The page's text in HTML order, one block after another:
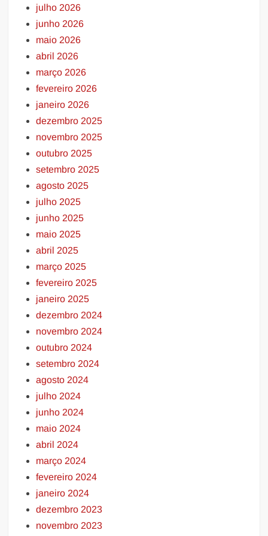
julho 2026
junho 2026
maio 2026
abril 2026
março 2026
fevereiro 2026
janeiro 2026
dezembro 2025
novembro 2025
outubro 2025
setembro 2025
agosto 2025
julho 2025
junho 2025
maio 2025
abril 2025
março 2025
fevereiro 2025
janeiro 2025
dezembro 2024
novembro 2024
outubro 2024
setembro 2024
agosto 2024
julho 2024
junho 2024
maio 2024
abril 2024
março 2024
fevereiro 2024
janeiro 2024
dezembro 2023
novembro 2023